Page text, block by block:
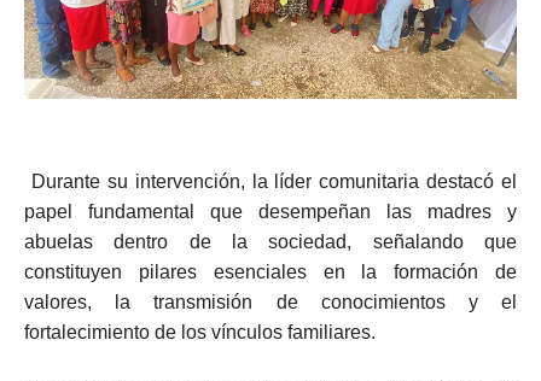
Durante su intervención, la líder comunitaria destacó el
papel fundamental que desempeñan las madres y
abuelas dentro de la sociedad, señalando que
constituyen pilares esenciales en la formación de
valores, la transmisión de conocimientos y el
fortalecimiento de los vínculos familiares.